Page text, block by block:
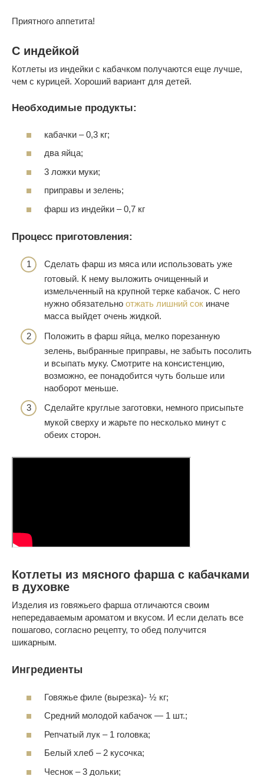
Приятного аппетита!
С индейкой
Котлеты из индейки с кабачком получаются еще лучше,
чем с курицей. Хороший вариант для детей.
Необходимые продукты:
кабачки – 0,3 кг;
два яйца;
3 ложки муки;
приправы и зелень;
фарш из индейки – 0,7 кг
Процесс приготовления:
Сделать фарш из мяса или использовать уже
готовый. К нему выложить очищенный и
измельченный на крупной терке кабачок. С него
нужно обязательно отжать лишний сок иначе
масса выйдет очень жидкой.
Положить в фарш яйца, мелко порезанную
зелень, выбранные приправы, не забыть посолить
и всыпать муку. Смотрите на консистенцию,
возможно, ее понадобится чуть больше или
наоборот меньше.
Сделайте круглые заготовки, немного присыпьте
мукой сверху и жарьте по несколько минут с
обеих сторон.
Котлеты из мясного фарша с кабачками
в духовке
Изделия из говяжьего фарша отличаются своим
непередаваемым ароматом и вкусом. И если делать все
пошагово, согласно рецепту, то обед получится
шикарным.
Ингредиенты
Говяжье филе (вырезка)- ½ кг;
Средний молодой кабачок — 1 шт.;
Репчатый лук – 1 головка;
Белый хлеб – 2 кусочка;
Чеснок – 3 дольки;